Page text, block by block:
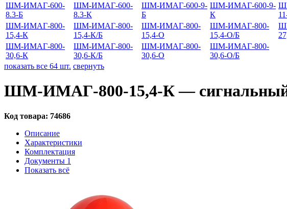
ШМ-ИМАГ-600-
8.3-Б
ШМ-ИМАГ-600-
8.3-К
ШМ-ИМАГ-600-9-
Б
ШМ-ИМАГ-600-9-
К
ШМ-ИМАГ-800-
15,4-К
ШМ-ИМАГ-800-
15,4-К/Б
ШМ-ИМАГ-800-
15,4-О
ШМ-ИМАГ-800-
15,4-О/Б
ШМ-ИМАГ-800-
30,6-К
ШМ-ИМАГ-800-
30,6-К/Б
ШМ-ИМАГ-800-
30,6-О
ШМ-ИМАГ-800-
30,6-О/Б
показать все 64 шт. свернуть
ШМ-ИМАГ-800-15,4-К — сигнальный
Код товара: 74686
Описание
Характеристики
Комплектация
Документы 1
Показать всё